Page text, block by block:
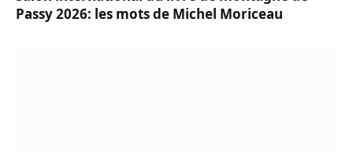
Passy 2026: les mots de Michel Moriceau